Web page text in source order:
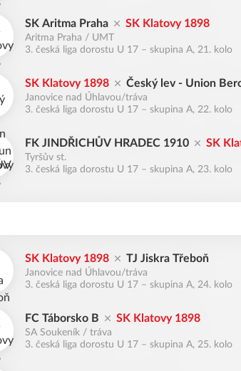
SK Aritma Praha SK Klatovy 1898
Aritma Praha / UMT
3. česká liga dorostu U 17 – skupina A, 21. kolo
SK Klatovy 1898 Český lev - Union
Janovice nad Úhlavou/tráva
3. česká liga dorostu U 17 – skupina A, 22. kolo
FK JINDŘICHŮV HRADEC 1910 SK
Tyršův st.
3. česká liga dorostu U 17 – skupina A, 23. kolo
SK Klatovy 1898 TJ Jiskra Třeboň
Janovice nad Úhlavou/tráva
3. česká liga dorostu U 17 – skupina A, 24. kolo
FC Táborsko B SK Klatovy 1898
SA Soukeník / tráva
3. česká liga dorostu U 17 – skupina A, 25. kolo